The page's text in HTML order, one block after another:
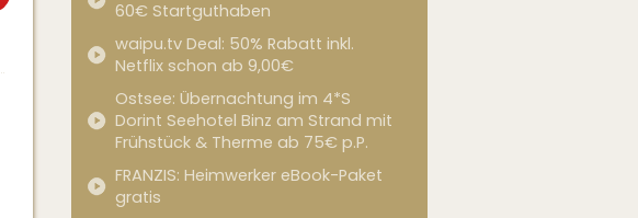
60€ Startguthaben
waipu.tv Deal: 50% Rabatt inkl.
Netflix schon ab 9,00€
Ostsee: Übernachtung im 4*S
Dorint Seehotel Binz am Strand mit
Frühstück & Therme ab 75€ p.P.
FRANZIS: Heimwerker eBook-Paket
gratis